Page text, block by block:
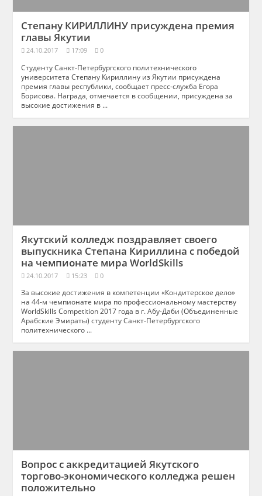
Степану КИРИЛЛИНУ присуждена премия
главы Якутии
24.10.2017 17:09 0
Студенту Санкт-Петербургского политехнического
университета Степану Кириллину из Якутии присуждена
премия главы республики, сообщает пресс-служба Егора
Борисова. Награда, отмечается в сообщении, присуждена за
высокие достижения в ...
Якутский колледж поздравляет своего
выпускника Степана Кириллина с победой
на чемпионате мира WorldSkills
24.10.2017 15:23 0
За высокие достижения в компетенции «Кондитерское дело»
на 44-м чемпионате мира по профессиональному мастерству
WorldSkills Competition 2017 года в г. Абу-Даби (Объединенные
Арабские Эмираты) студенту Санкт-Петербургского
политехнического ...
Вопрос с аккредитацией Якутского
торгово-экономического колледжа решен
положительно